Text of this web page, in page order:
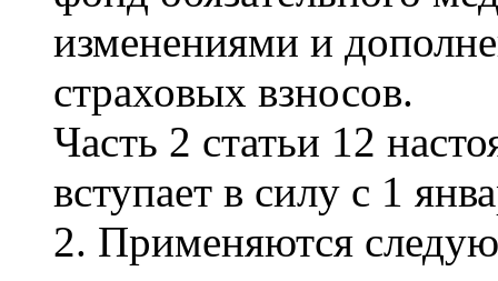
изменениями и
страховых взносов.
Часть 2 статьи 12
вступает в силу с 1
2. Применяются